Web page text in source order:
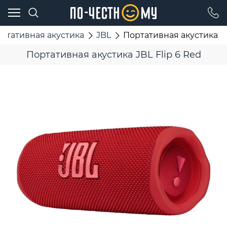
акустика JBL Портативная акустика
Портативная акустика JBL Flip 6 Red